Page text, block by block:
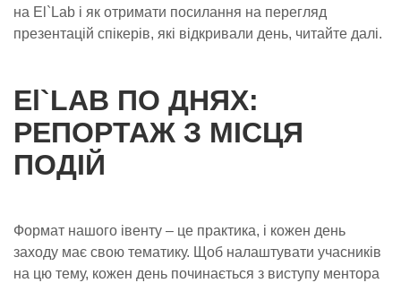
на El`Lab і як отримати посилання на перегляд
презентацій спікерів, які відкривали день, читайте далі.
El`LAB ПО ДНЯХ:
РЕПОРТАЖ З МІСЦЯ
ПОДІЙ
Формат нашого івенту – це практика, і кожен день
заходу має свою тематику. Щоб налаштувати учасників
на цю тему, кожен день починається з виступу ментора